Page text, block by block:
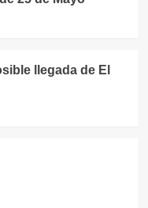
llegada de El